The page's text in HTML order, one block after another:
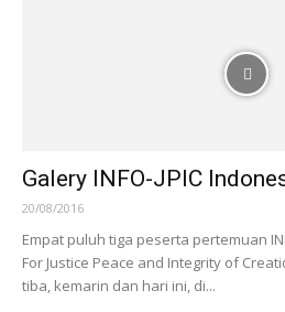
Galery INFO-JPIC
20/08/2016
Empat puluh tiga peserta pertemuan
For Justice Peace and Integrity of
tiba, kemarin dan hari ini, di...